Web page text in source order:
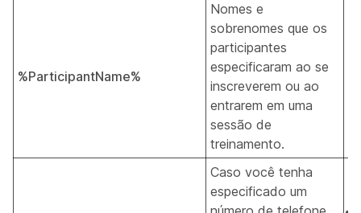
%ParticipantName%
Nomes e
sobrenomes que os
participantes
especificaram ao se
inscreverem ou ao
entrarem em uma
sessão de
treinamento.
Caso você tenha
especificado um